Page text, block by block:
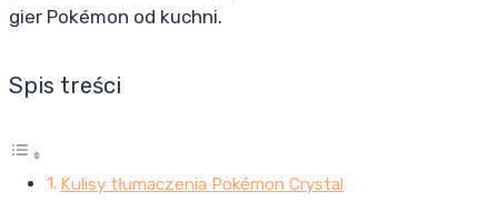
gier Pokémon od kuchni.
Spis treści
Kulisy tłumaczenia Pokémon Crystal